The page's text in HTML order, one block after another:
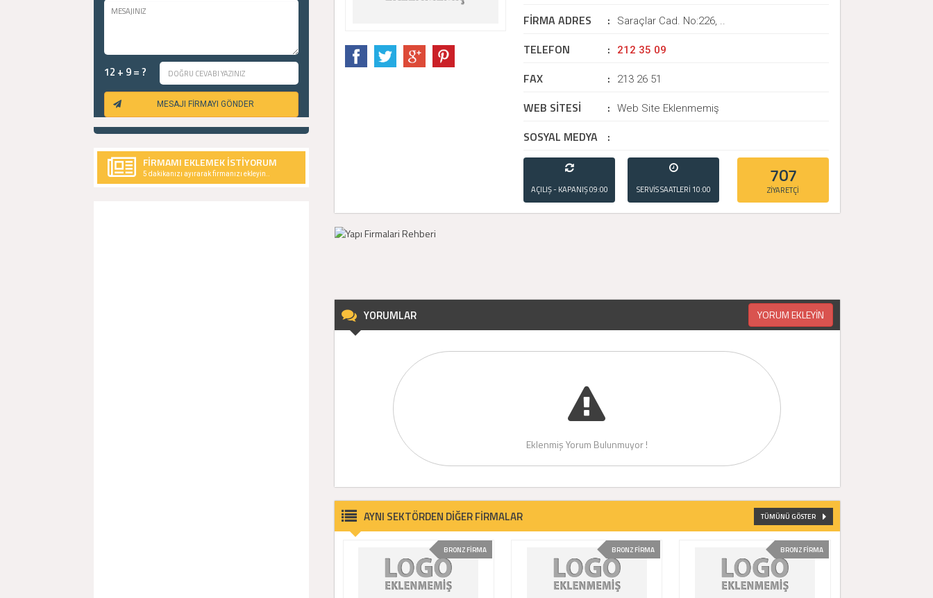
12 + 9 = ?
MESAJI FİRMAYI GÖNDER
FİRMAMI EKLEMEK İSTİYORUM
5 dakikanızı ayırarak firmanızı ekleyin..
FİRMA ADRES : Saraçlar Cad. No:226, ..
TELEFON : 212 35 09
FAX : 213 26 51
WEB SİTESİ : Web Site Eklenmemiş
SOSYAL MEDYA :
AÇILIŞ - KAPANIŞ09:00
- 21:00
SERVİS SAATLERİ 10:00
- 20:00
707
ZİYARETÇİ
YORUMLAR YORUM EKLEYİN
Eklenmiş Yorum Bulunmuyor !
AYNI SEKTÖRDEN DİĞER FİRMALAR TÜMÜNÜ GÖSTER
BRONZ FİRMA BRONZ FİRMA BRONZ FİRMA